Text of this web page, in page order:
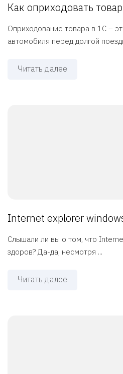
Как оприходовать
Оприходование товара в 1С –
автомобиля перед долгой
Читать далее
Internet explorer
Слышали ли вы о том, что
здоров? Да-да, несмотря ...
Читать далее